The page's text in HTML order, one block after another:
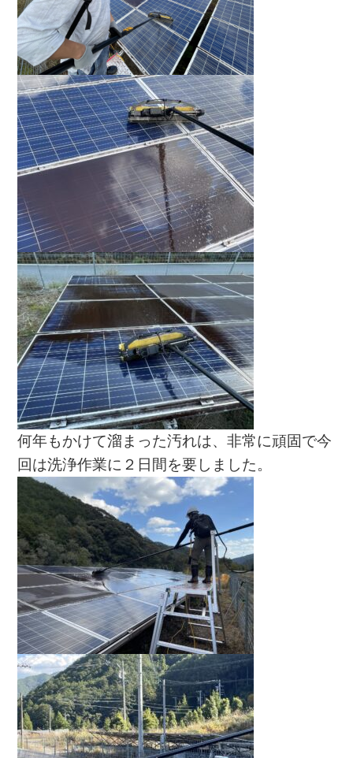
何年もかけて溜まった汚れは、非常に頑固で今
回は洗浄作業に２日間を要しました。